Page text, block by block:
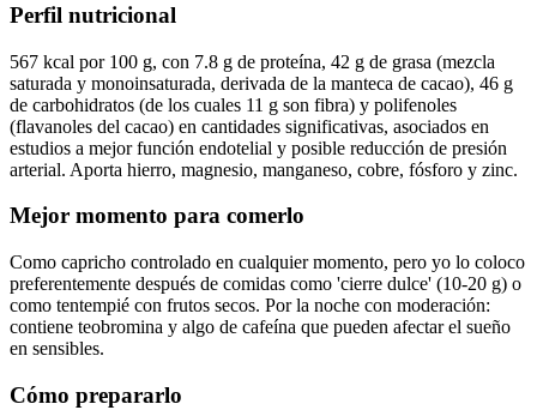
Perfil nutricional
567 kcal por 100 g, con 7.8 g de proteína, 42 g de grasa (mezcla
saturada y monoinsaturada, derivada de la manteca de cacao), 46 g
de carbohidratos (de los cuales 11 g son fibra) y polifenoles
(flavanoles del cacao) en cantidades significativas, asociados en
estudios a mejor función endotelial y posible reducción de presión
arterial. Aporta hierro, magnesio, manganeso, cobre, fósforo y zinc.
Mejor momento para comerlo
Como capricho controlado en cualquier momento, pero yo lo coloco
preferentemente después de comidas como 'cierre dulce' (10-20 g) o
como tentempié con frutos secos. Por la noche con moderación:
contiene teobromina y algo de cafeína que pueden afectar el sueño
en sensibles.
Cómo prepararlo